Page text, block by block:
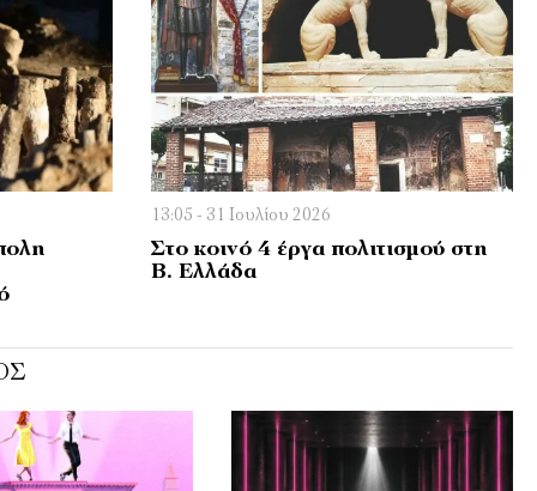
13:05 - 31 Ιουλίου 2026
Στο κοινό 4 έργα πολιτισμού στη
Β. Ελλάδα